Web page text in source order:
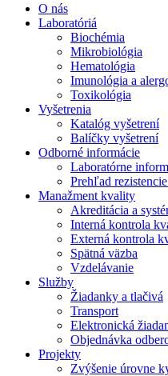
O nás
Laboratóriá
Biochémia
Mikrobiológia
Hematológia
Imunológia a
Toxikológia
Vyšetrenia
Katalóg vyšetrení
Balíčky vyšetrení
Odborné informácie
Laboratórne
Prehľad
Manažment kvality
Akreditácia a
Interná kontrola
Externá kontrola
Spätná väzba
Vzdelávanie
Služby
Žiadanky a tlačivá
Transport
Elektronická
Objednávka
Projekty
Zvýšenie úrovne